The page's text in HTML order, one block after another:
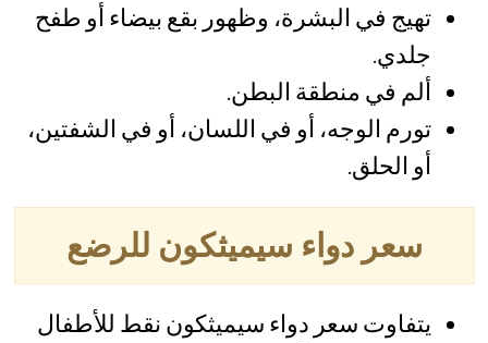
تهيج في البشرة، وظهور بقع بيضاء أو طفح
جلدي.
ألم في منطقة البطن.
تورم الوجه، أو في اللسان، أو في الشفتين،
أو الحلق.
سعر دواء سيميثكون للرضع
يتفاوت سعر دواء سيميثكون نقط للأطفال